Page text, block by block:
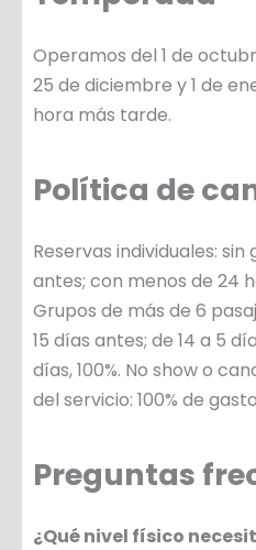
Operamos del 1 de
25 de diciembre y 1 de
hora más tarde.
Política de
Reservas individuales:
antes; con menos de 24
Grupos de más de 6
15 días antes; de 14 a 5
días, 100%. No show o
del servicio: 100% de
Preguntas
¿Qué nivel físico